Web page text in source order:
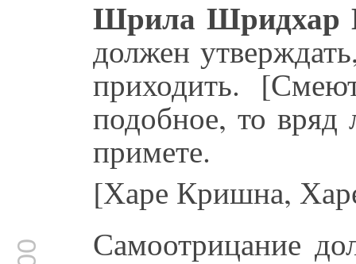
Шрила Шридхар
должен
приходить.
подобное, то вряд
примете.
[Харе Кришна,
Самоотрицание